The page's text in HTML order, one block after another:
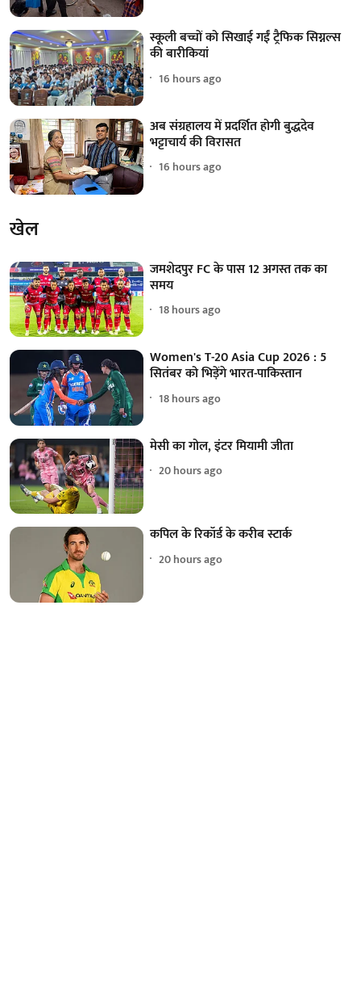
स्कूली बच्चों को सिखाई गईं ट्रैफिक सिग्नल्स
की बारीकियां
16 hours ago
अब संग्रहालय में प्रदर्शित होगी बुद्धदेव
भट्टाचार्य की विरासत
16 hours ago
खेल
जमशेदपुर FC के पास 12 अगस्त तक का
समय
18 hours ago
Women's T-20 Asia Cup 2026 : 5
सितंबर को भिड़ेंगे भारत-पाकिस्तान
18 hours ago
मेसी का गोल, इंटर मियामी जीता
20 hours ago
कपिल के रिकॉर्ड के करीब स्टार्क
20 hours ago